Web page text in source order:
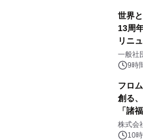
世界
13周
リニ
一般社
9時
フロ
創る
「諸
(日)開
株式会
10